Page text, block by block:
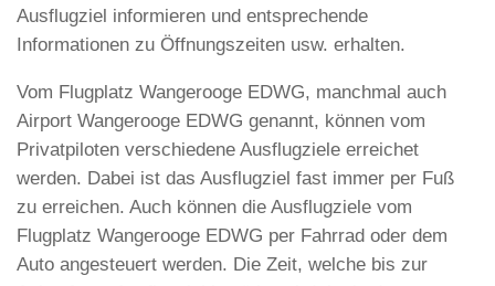
Ausflugziel informieren und entsprechende
Informationen zu Öffnungszeiten usw. erhalten.
Vom Flugplatz Wangerooge EDWG, manchmal auch
Airport Wangerooge EDWG genannt, können vom
Privatpiloten verschiedene Ausflugziele erreichet
werden. Dabei ist das Ausflugziel fast immer per Fuß
zu erreichen. Auch können die Ausflugziele vom
Flugplatz Wangerooge EDWG per Fahrrad oder dem
Auto angesteuert werden. Die Zeit, welche bis zur